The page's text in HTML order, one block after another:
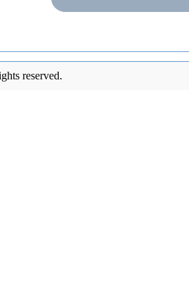
reserved.